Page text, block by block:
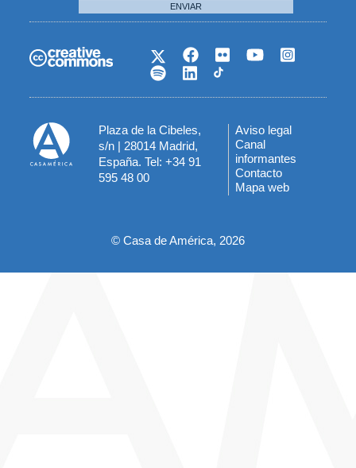
ENVIAR
Plaza de la Cibeles,
s/n | 28014 Madrid,
España. Tel: +34 91
595 48 00
Menú
del
pie
Aviso legal
Canal
informantes
Contacto
Mapa web
© Casa de América, 2026